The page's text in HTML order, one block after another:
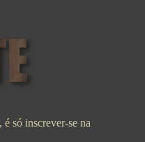
só inscrever-se na